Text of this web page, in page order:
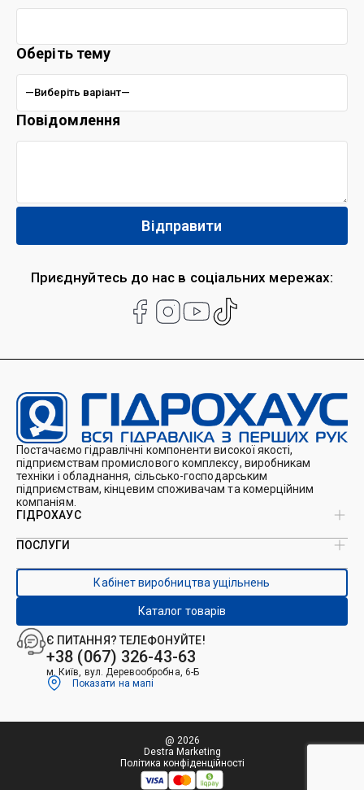
Приєднуйтесь до нас в соціальних мережах:
Оберіть тему
Повідомлення
Постачаємо гідравлічні компоненти високої якості,
підприємствам промислового комплексу, виробникам
техніки і обладнання, сільсько-господарським
підприємствам, кінцевим споживачам та комерційним
компаніям.
Є ПИТАННЯ? ТЕЛЕФОНУЙТЕ!
+38 (067) 326-43-63
м. Київ, вул. Деревообробна, 6-Б
Показати на мапі
ГІДРОХАУС
Про нас
Каталоги
Контакти
ПОСЛУГИ
Виробництво ущільнень
Виробництво гідроциліндрів
Ремонт гідроциліндрів
Ремонт і виготовлення РВТ
Ремонт техніки
Гідрофікація авто
Кабінет виробництва ущільнень
Каталог товарів
@ 2026
Destra Marketing
Політика конфіденційності